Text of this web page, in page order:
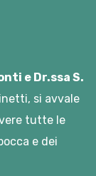
e Dr.ssa S.
si avvale
tutte le
e dei